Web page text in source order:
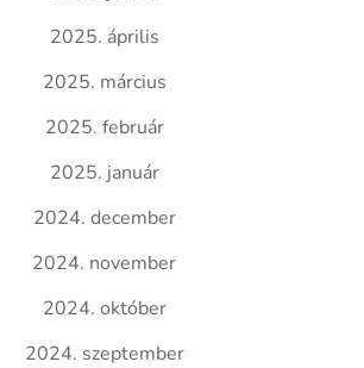
2025. április
2025. március
2025. február
2025. január
2024. december
2024. november
2024. október
2024. szeptember